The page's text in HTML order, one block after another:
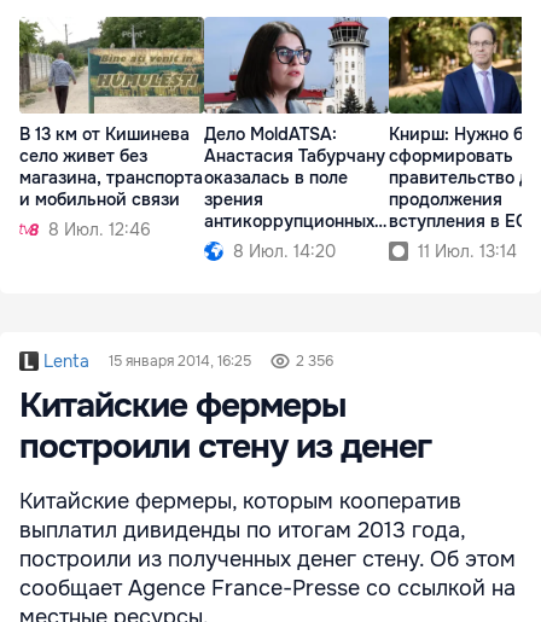
В 13 км от Кишинева
село живет без
магазина, транспорта
и мобильной связи
8 Июл. 12:46
Дело MoldATSA:
Анастасия Табурчану
оказалась в поле
зрения
антикоррупционных
органов
8 Июл. 14:20
Книрш: Нужно
сформировать
правительство
продолжения
вступления в ЕС
11 Июл. 13:14
Lenta 15 января 2014, 16:25 2 356
Китайские фермеры
построили стену из денег
Китайские фермеры, которым кооператив
выплатил дивиденды по итогам 2013 года,
построили из полученных денег стену. Об этом
сообщает Agence France-Presse со ссылкой на